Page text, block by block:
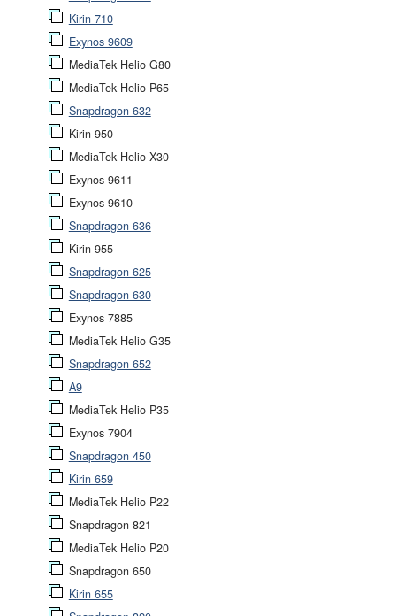
Kirin 710
Exynos 9609
MediaTek Helio G80
MediaTek Helio P65
Snapdragon 632
Kirin 950
MediaTek Helio X30
Exynos 9611
Exynos 9610
Snapdragon 636
Kirin 955
Snapdragon 625
Snapdragon 630
Exynos 7885
MediaTek Helio G35
Snapdragon 652
A9
MediaTek Helio P35
Exynos 7904
Snapdragon 450
Kirin 659
MediaTek Helio P22
Snapdragon 821
MediaTek Helio P20
Snapdragon 650
Kirin 655